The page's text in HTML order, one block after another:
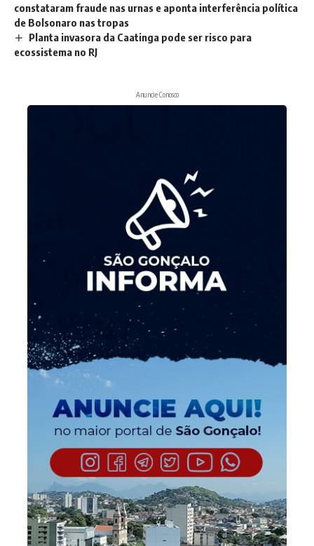
constataram fraude nas urnas e aponta interferência política
de Bolsonaro nas tropas
Planta invasora da Caatinga pode ser risco para
ecossistema no RJ
Anuncie Conosco